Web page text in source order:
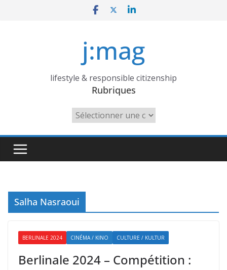
j:mag
lifestyle & responsible citizenship
Rubriques
Rubriques
Salha Nasraoui
BERLINALE 2024 CINÉMA / KINO CULTURE / KULTUR
Berlinale 2024 – Compétition :